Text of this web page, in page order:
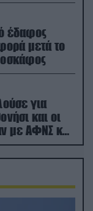
έδαφος
μετά το
για
και οι
με ΑΦΝΣ και